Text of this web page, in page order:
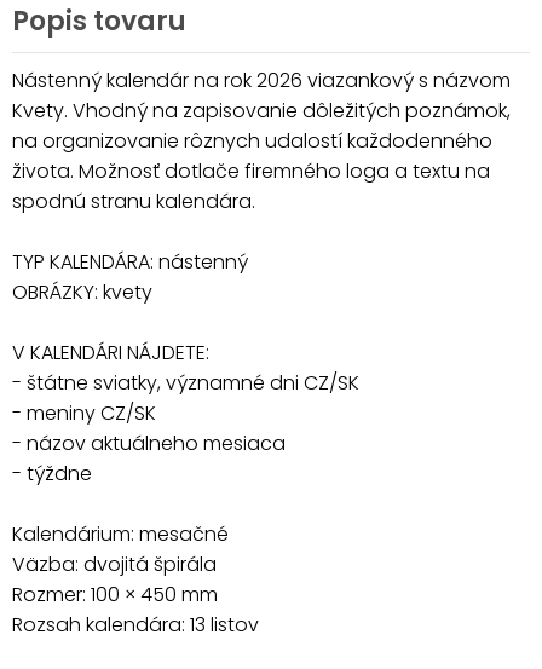
Popis tovaru
Nástenný kalendár na rok 2026 viazankový s názvom
Kvety. Vhodný na zapisovanie dôležitých poznámok,
na organizovanie rôznych udalostí každodenného
života. Možnosť dotlače firemného loga a textu na
spodnú stranu kalendára.
TYP KALENDÁRA: nástenný
OBRÁZKY: kvety
V KALENDÁRI NÁJDETE:
- štátne sviatky, významné dni CZ/SK
- meniny CZ/SK
- názov aktuálneho mesiaca
- týždne
Kalendárium: mesačné
Väzba: dvojitá špirála
Rozmer: 100 × 450 mm
Rozsah kalendára: 13 listov